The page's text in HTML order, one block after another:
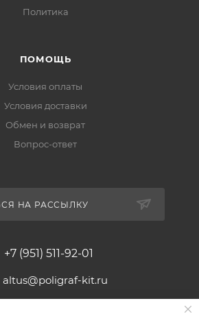
Политика
ПОМОЩЬ
Условия оплаты
Условия доставки
Обмен и возврат
Вопрос-ответ
НА РАССЫЛКУ
+7 (951) 511-92-01
altus@poligraf-kit.ru